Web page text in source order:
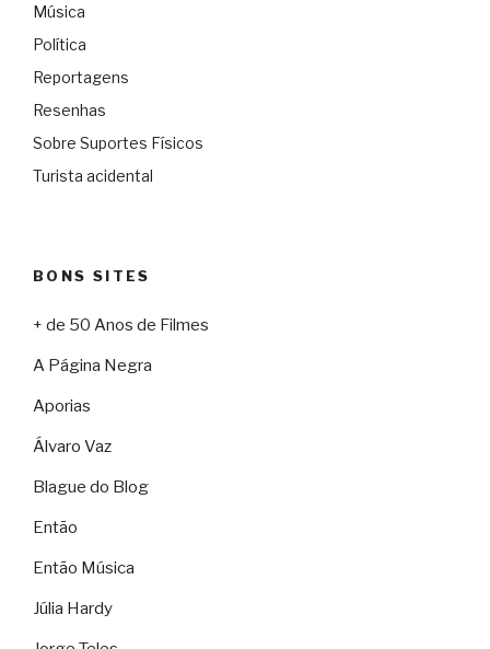
Música
Política
Reportagens
Resenhas
Sobre Suportes Físicos
Turista acidental
BONS SITES
+ de 50 Anos de Filmes
A Página Negra
Aporias
Álvaro Vaz
Blague do Blog
Então
Então Música
Júlia Hardy